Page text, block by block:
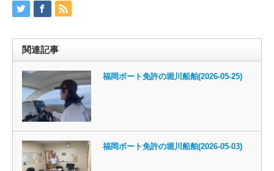
関連記事
福岡ボート免許の堀川船舶(2026-05-25)
福岡ボート免許の堀川船舶(2026-05-03)